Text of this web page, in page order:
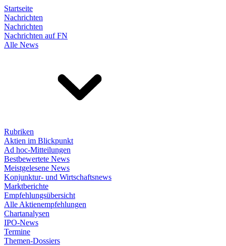
Startseite
Nachrichten
Nachrichten
Nachrichten auf FN
Alle News
Rubriken
Aktien im Blickpunkt
Ad hoc-Mitteilungen
Bestbewertete News
Meistgelesene News
Konjunktur- und Wirtschaftsnews
Marktberichte
Empfehlungsübersicht
Alle Aktienempfehlungen
Chartanalysen
IPO-News
Termine
Themen-Dossiers